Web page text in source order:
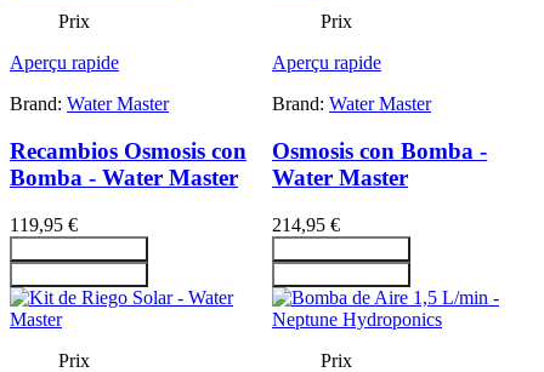
Prix
Aperçu rapide
Brand: Water Master
Recambios Osmosis con
Bomba - Water Master
119,95 €
Prix
Aperçu rapide
Brand: Water Master
Osmosis con Bomba -
Water Master
214,95 €
Prix
Prix